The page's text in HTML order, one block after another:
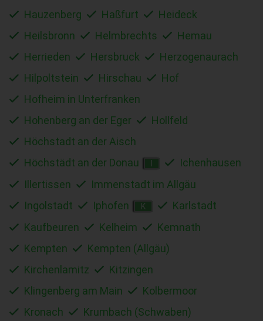
Hauzenberg
Haßfurt
Heideck
Heilsbronn
Helmbrechts
Hemau
Herrieden
Hersbruck
Herzogenaurach
Hilpoltstein
Hirschau
Hof
Hofheim in Unterfranken
Hohenberg an der Eger
Hollfeld
Höchstadt an der Aisch
Höchstädt an der Donau
Ichenhausen
Illertissen
Immenstadt im Allgäu
Ingolstadt
Iphofen K
Karlstadt
Kaufbeuren
Kelheim
Kemnath
Kempten
Kempten (Allgäu)
Kirchenlamitz
Kitzingen
Klingenberg am Main
Kolbermoor
Kronach
Krumbach (Schwaben)